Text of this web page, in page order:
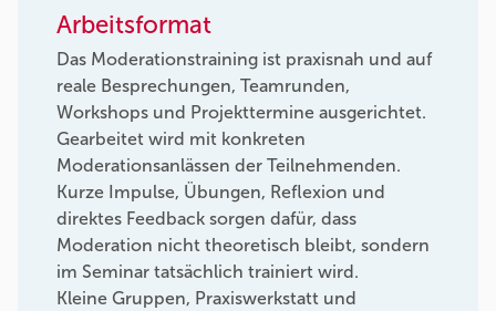
Arbeitsformat
Das Moderationstraining ist praxisnah und auf
reale Besprechungen, Teamrunden,
Workshops und Projekttermine ausgerichtet.
Gearbeitet wird mit konkreten
Moderationsanlässen der Teilnehmenden.
Kurze Impulse, Übungen, Reflexion und
direktes Feedback sorgen dafür, dass
Moderation nicht theoretisch bleibt, sondern
im Seminar tatsächlich trainiert wird.
Kleine Gruppen, Praxiswerkstatt und